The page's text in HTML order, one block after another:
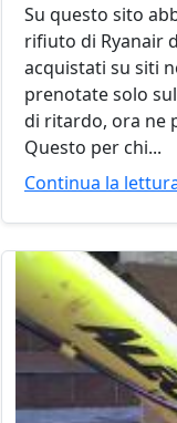
Su questo sito
rifiuto di Ryanair
acquistati su siti
prenotate solo
di ritardo, ora ne
Questo per chi...
Continua la